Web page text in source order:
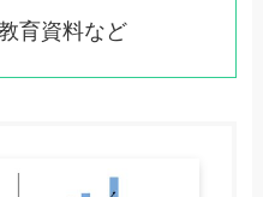
育資料など